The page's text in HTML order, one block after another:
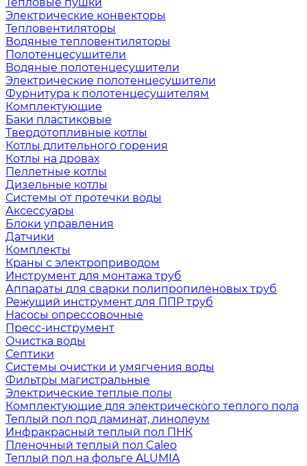
Электрические конвекторы
Тепловентиляторы
Водяные тепловентиляторы
Полотенцесушители
Водяные полотенцесушители
Электрические полотенцесушители
Фурнитура к полотенцесушителям
Комплектующие
Баки пластиковые
Твердотопливные котлы
Котлы длительного горения
Котлы на дровах
Пеллетные котлы
Дизельные котлы
Системы от протечки воды
Аксессуары
Блоки управления
Датчики
Комплекты
Краны с электроприводом
Инструмент для монтажа труб
Аппараты для сварки полипропиленовых труб
Режущий инструмент для ППР труб
Насосы опрессовочные
Пресс-инструмент
Очистка воды
Септики
Системы очистки и умягчения воды
Фильтры магистральные
Электрические теплые полы
Комплектующие для электрического теплого пола
Теплый пол под ламинат, линолеум
Инфракрасный теплый пол ПНК
Пленочный теплый пол Caleo
Теплый пол на фольге ALUMIA